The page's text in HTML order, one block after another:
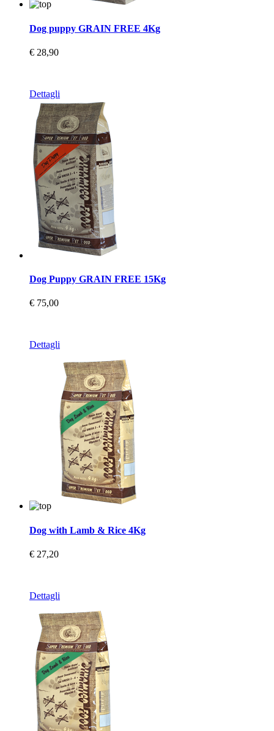
Dog puppy GRAIN FREE 4Kg
€ 28,90
Dettagli
Dog Puppy GRAIN FREE 15Kg
€ 75,00
Dettagli
Dog with Lamb & Rice 4Kg
€ 27,20
Dettagli